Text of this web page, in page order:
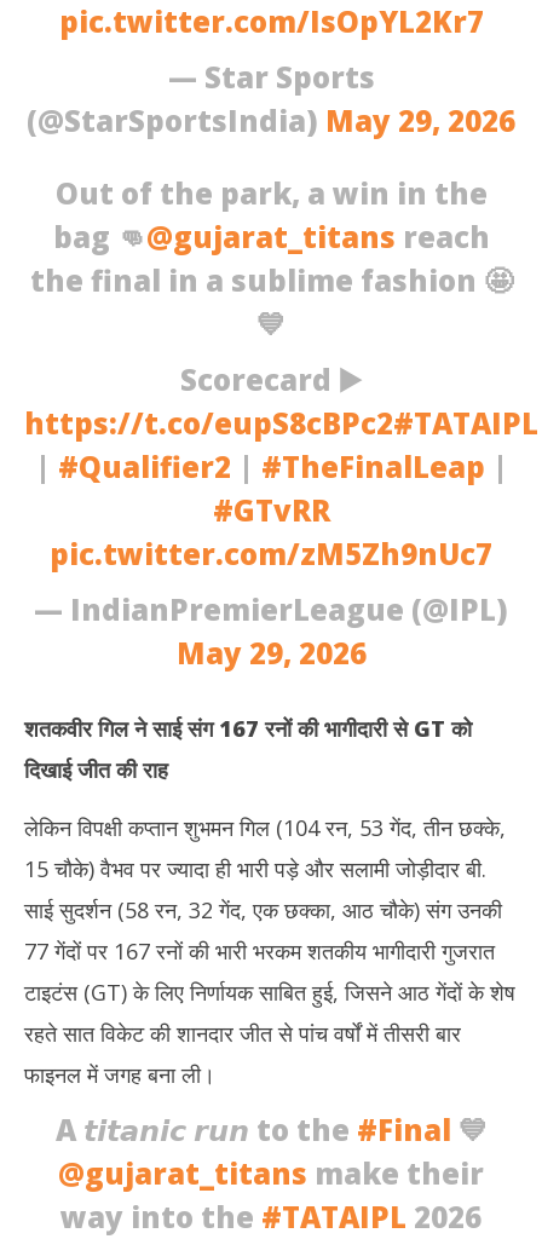
pic.twitter.com/IsOpYL2Kr7
— Star Sports
(@StarSportsIndia) May 29, 2026
Out of the park, a win in the
bag 👊@gujarat_titans reach
the final in a sublime fashion 🤩
💙
Scorecard ▶️
https://t.co/eupS8cBPc2#TATAIPL
| #Qualifier2 | #TheFinalLeap |
#GTvRR
pic.twitter.com/zM5Zh9nUc7
— IndianPremierLeague (@IPL)
May 29, 2026
शतकवीर गिल ने साई संग 167 रनों की भागीदारी से GT को
दिखाई जीत की राह
लेकिन विपक्षी कप्तान शुभमन गिल (104 रन, 53 गेंद, तीन छक्के,
15 चौके) वैभव पर ज्यादा ही भारी पड़े और सलामी जोड़ीदार बी.
साई सुदर्शन (58 रन, 32 गेंद, एक छक्का, आठ चौके) संग उनकी
77 गेंदों पर 167 रनों की भारी भरकम शतकीय भागीदारी गुजरात
टाइटंस (GT) के लिए निर्णायक साबित हुई, जिसने आठ गेंदों के शेष
रहते सात विकेट की शानदार जीत से पांच वर्षों में तीसरी बार
फाइनल में जगह बना ली।
A 𝙩𝙞𝙩𝙖𝙣𝙞𝙘 𝙧𝙪𝙣 to the #Final 💙
@gujarat_titans make their
way into the #TATAIPL 2026